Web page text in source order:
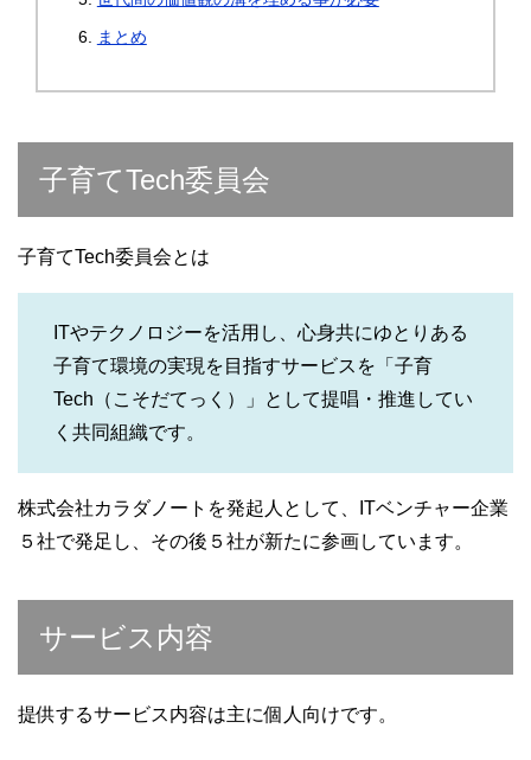
まとめ
子育てTech委員会
子育てTech委員会とは
ITやテクノロジーを活用し、心身共にゆとりある
子育て環境の実現を目指すサービスを「子育
Tech（こそだてっく）」として提唱・推進してい
く共同組織です。
株式会社カラダノートを発起人として、ITベンチャー企業
５社で発足し、その後５社が新たに参画しています。
サービス内容
提供するサービス内容は主に個人向けです。